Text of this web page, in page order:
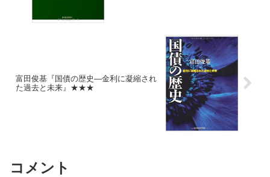
富田俊基『国債の歴史―金利に凝縮され
た過去と未来』★★★
コメント